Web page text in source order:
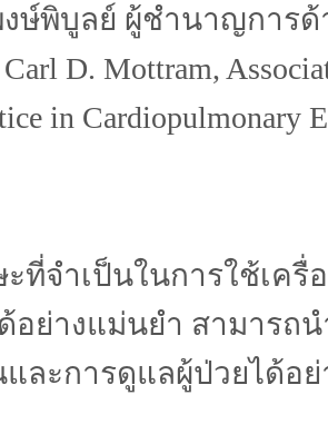
งษ์พิบูลย์ ผู้ชำนาญการ
D. Mottram,
in Cardiopulmonary
จำเป็นในการใช้เครื่
ย่างแม่นยำ สามารถ
ละการดูแลผู้ป่วยได้อ